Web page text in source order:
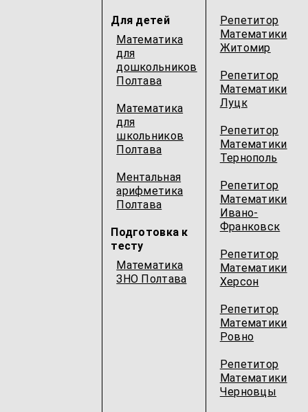
Для детей
Математика
для
дошкольников
Полтава
Математика
для
школьников
Полтава
Ментальная
арифметика
Полтава
Подготовка к
тесту
Математика
ЗНО Полтава
Репетитор
Математики
Житомир
Репетитор
Математики
Луцк
Репетитор
Математики
Тернополь
Репетитор
Математики
Ивано-
Франковск
Репетитор
Математики
Херсон
Репетитор
Математики
Ровно
Репетитор
Математики
Черновцы